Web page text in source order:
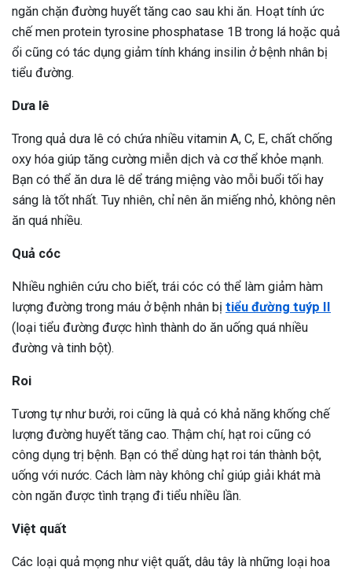
ngăn chặn đường huyết tăng cao sau khi ăn. Hoạt tính ức
chế men protein tyrosine phosphatase 1B trong lá hoặc quả
ổi cũng có tác dụng giảm tính kháng insilin ở bệnh nhân bị
tiểu đường.
Dưa lê
Trong quả dưa lê có chứa nhiều vitamin A, C, E, chất chống
oxy hóa giúp tăng cường miễn dịch và cơ thể khỏe mạnh.
Bạn có thể ăn dưa lê dể tráng miệng vào mỗi buổi tối hay
sáng là tốt nhất. Tuy nhiên, chỉ nên ăn miếng nhỏ, không nên
ăn quá nhiều.
Quả cóc
Nhiều nghiên cứu cho biết, trái cóc có thể làm giảm hàm
lượng đường trong máu ở bệnh nhân bị tiểu đường tuýp II
(loại tiểu đường được hình thành do ăn uống quá nhiều
đường và tinh bột).
Roi
Tương tự như bưởi, roi cũng là quả có khả năng khống chế
lượng đường huyết tăng cao. Thậm chí, hạt roi cũng có
công dụng trị bệnh. Bạn có thể dùng hạt roi tán thành bột,
uống với nước. Cách làm này không chỉ giúp giải khát mà
còn ngăn được tình trạng đi tiểu nhiều lần.
Việt quất
Các loại quả mọng như việt quất, dâu tây là những loại hoa